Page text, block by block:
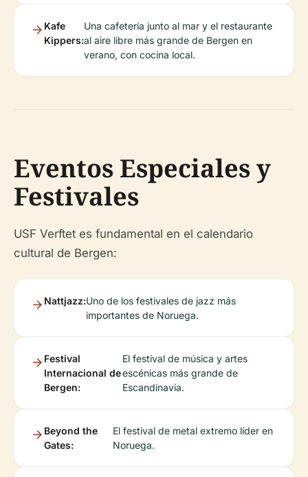
Kafe
Kippers:
Una cafetería junto al mar y el restaurante
al aire libre más grande de Bergen en
verano, con cocina local.
Eventos Especiales y
Festivales
USF Verftet es fundamental en el calendario
cultural de Bergen:
Nattjazz:Uno de los festivales de jazz más
importantes de Noruega.
Festival
Internacional de
Bergen:
El festival de música y artes
escénicas más grande de
Escandinavia.
Beyond the
Gates:
El festival de metal extremo líder en
Noruega.